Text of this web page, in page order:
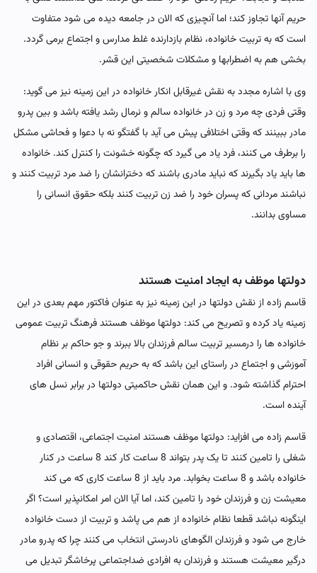
حریم آنها تجاوز کند؛ اما آنچیزی که الان در جامعه دیده می شود متفاوت
است که به تربیت خانواده، نظام بازدارنده غلط مدارس و اجتماع برمی گردد.
بخشی هم به اضطرابها و مشکلات شخصیتی این قشر.
وی با اشاره مجدد به نقش غیرقابل انکار خانواده در این زمینه نیز می گوید:
وقتی فردی چه مرد و زن در خانواده سالم و نرمال رشد یافته باشد و بین پدرو
مادر ببینند که وقتی اختلافی پیش می آید با گفتگو نه با دعوا و فحاشی مشکل
را برطرف می کنند، فرد یاد می گیرد که چگونه خشونت را کنترل کند. خانواده
ها باید یاد بگیرند که نباید مادری باشند که دخترانشان را ضد مرد تربیت کنند و
نباشند مردانی که پسران خود را ضد زن تربیت کنند بلکه حقوق انسانی را
مساوی بدانند.
دولتها موظف به ایجاد امنیت هستند
قاسم زاده از نقش دولتها در این زمینه نیز به عنوان فاکتور مهم بعدی در این
زمینه یاد کرده و تصریح می کند: دولتها موظف هستند فرهنگ تربیت عمومی
خانواده ها را درمسیر تربیت سالم فرزندان بالا ببرند و جو حاکم بر نظام
آموزشی و اجتماع در راستای این باشد که به حریم حقوقی و انسانی افراد
احترام گذاشته شود. و این همان نقش حاکمیتی دولتها در برابر نسل های
آینده است.
قاسم زاده می افزاید: دولتها موظف هستند امنیت اجتماعی، اقتصادی و
شغلی را تامین کنند تا یک پدر بتواند 8 ساعت کار کند 8 ساعت در کنار
خانواده باشد و 8 ساعت بخوابد. مرد باید از 8 ساعت کاری که می کند
معیشت زن و فرزندان خود را تامین کند، اما آیا الان امر امکانپذیر است؟ اگر
اینگونه نباشد قطعا نظام خانواده از هم می پاشد و تربیت از دست خانواده
خارج می شود و فرزندان الگوهای نادرستی انتخاب می کنند چرا که پدرو مادر
درگیر معیشت هستند و فرزندان به افرادی ضداجتماعی پرخاشگر تبدیل می